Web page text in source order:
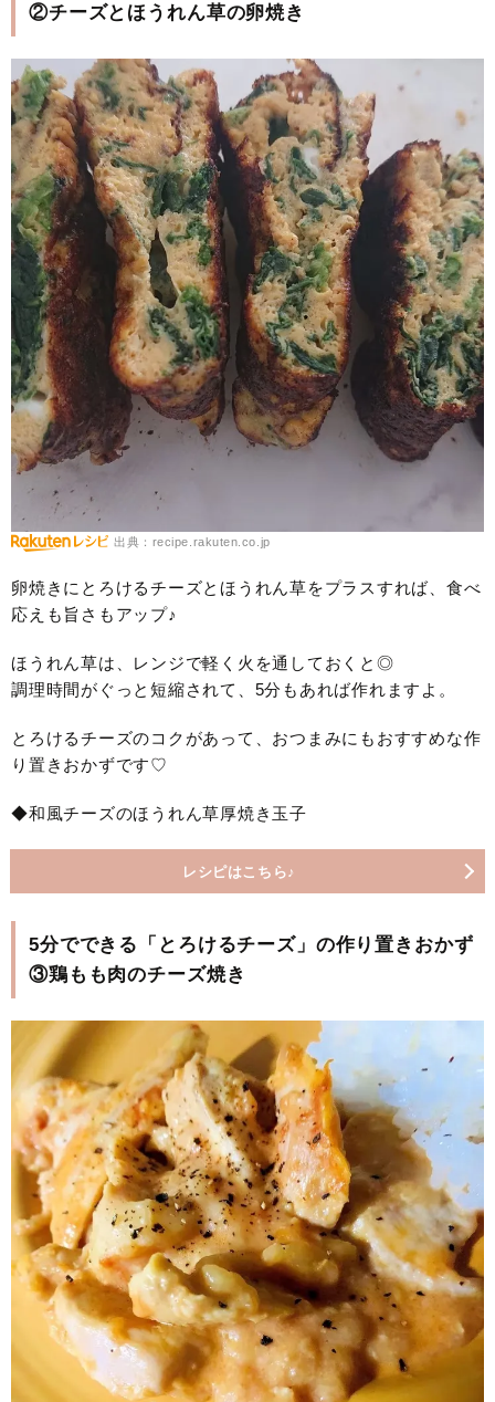
②チーズとほうれん草の卵焼き
出典：recipe.rakuten.co.jp
卵焼きにとろけるチーズとほうれん草をプラスすれば、食べ
応えも旨さもアップ♪
ほうれん草は、レンジで軽く火を通しておくと◎
調理時間がぐっと短縮されて、5分もあれば作れますよ。
とろけるチーズのコクがあって、おつまみにもおすすめな作
り置きおかずです♡
◆和風チーズのほうれん草厚焼き玉子
レシピはこちら♪
5分でできる「とろけるチーズ」の作り置きおかず
③鶏もも肉のチーズ焼き